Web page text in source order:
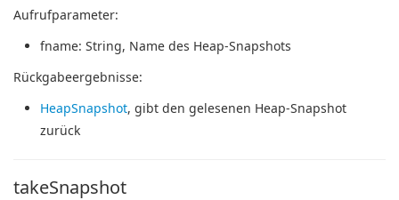
Aufrufparameter:
fname: String, Name des Heap-Snapshots
Rückgabeergebnisse:
HeapSnapshot, gibt den gelesenen Heap-Snapshot
zurück
takeSnapshot